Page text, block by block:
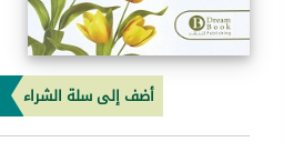
أضف إلى سلة الشراء